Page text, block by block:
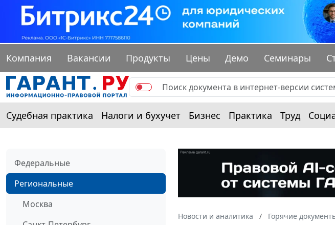
Компания Вакансии Продукты Цены Демо Семинары
Судебная практика Налоги и бухучет Бизнес Практика Труд
Федеральные
Региональные
Москва
Новости и аналитика Горячие